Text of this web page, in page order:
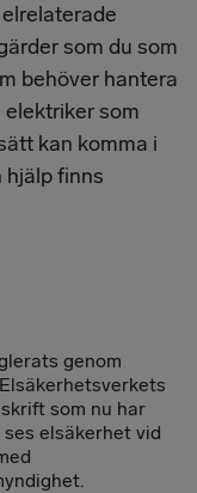
som du som
behöver hantera
som
kan komma i
hjälp finns
genom
som nu har
elsäkerhet vid